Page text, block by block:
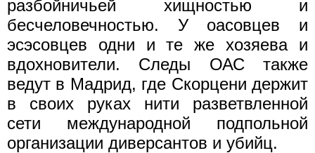
разбойничьей хищностью и
бесчеловечностью. У оасовцев и
эсэсовцев одни и те же хозяева и
вдохновители. Следы ОАС также
ведут в Мадрид, где Скорцени держит
в своих руках нити разветвленной
сети международной подпольной
организации диверсантов и убийц.